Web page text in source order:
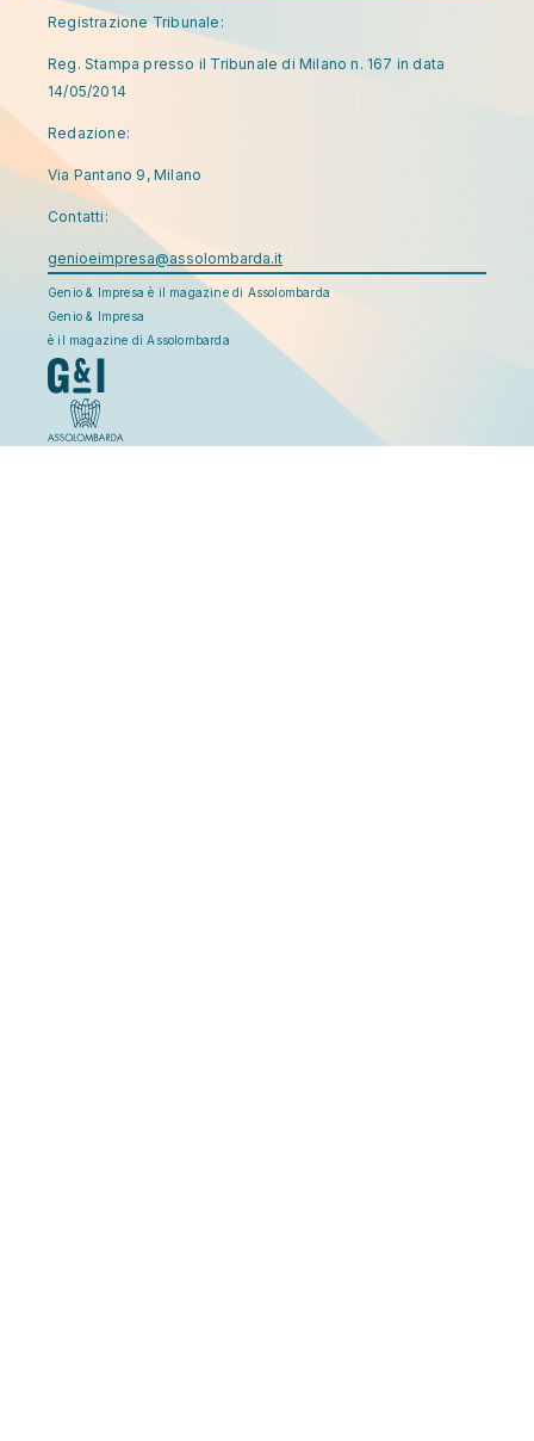
Registrazione Tribunale:
Reg. Stampa presso il Tribunale di Milano n. 167 in data
14/05/2014
Redazione:
Via Pantano 9, Milano
Contatti:
genioeimpresa@assolombarda.it
Genio & Impresa è il magazine di Assolombarda
Genio & Impresa
è il magazine di Assolombarda